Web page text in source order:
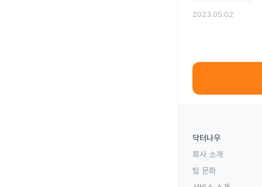
2023.05.02
닥터나우
회사 소개
팀 문화